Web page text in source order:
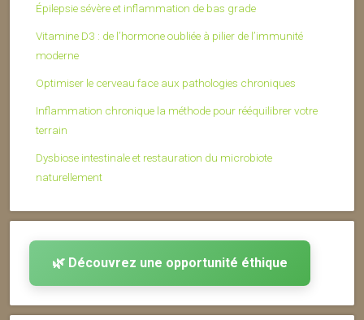
Épilepsie sévère et inflammation de bas grade
Vitamine D3 : de l’hormone oubliée à pilier de l’immunité
moderne
Optimiser le cerveau face aux pathologies chroniques
Inflammation chronique la méthode pour rééquilibrer votre
terrain
Dysbiose intestinale et restauration du microbiote
naturellement
🌿 Découvrez une opportunité éthique